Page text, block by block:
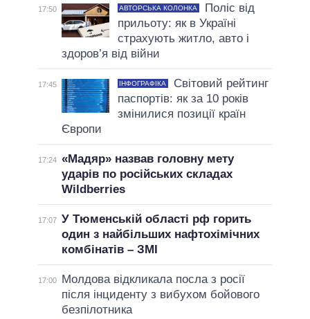
17:50 АВТОРСЬКА КОЛОНКА
Поліс від
прильоту: як в Україні
страхують житло, авто і
здоров’я від війни
17:45 ІНФОГРАФІКА
Світовий рейтинг
паспортів: як за 10 років
змінилися позиції країн
Європи
17:24 «Мадяр» назвав головну мету
ударів по російських складах
Wildberries
17:07 У Тюменській області рф горить
один з найбільших нафтохімічних
комбінатів – ЗМІ
17:00
Молдова відкликала посла з росії
після інциденту з вибухом бойового
безпілотника